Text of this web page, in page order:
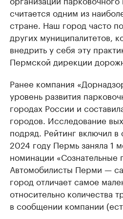
считается одним из
стране. Наш город часто
других муниципалитетов,
внедрить у себя эту
Пермской дирекции
Ранее компания
уровень развития
городах России и
городов. Исследование
подряд. Рейтинг включил
2024 году Пермь заняла 1
номинации «Сознательные
Автомобилисты Перми —
город отличает самое
относительно количества
в сообщении компании